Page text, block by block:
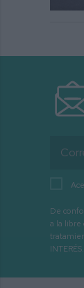
De
a la libre
INTERÉS.